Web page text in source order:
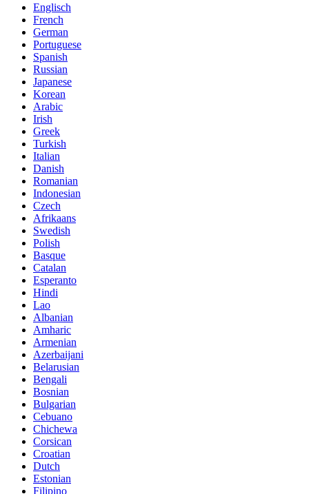
Englisch
French
German
Portuguese
Spanish
Russian
Japanese
Korean
Arabic
Irish
Greek
Turkish
Italian
Danish
Romanian
Indonesian
Czech
Afrikaans
Swedish
Polish
Basque
Catalan
Esperanto
Hindi
Lao
Albanian
Amharic
Armenian
Azerbaijani
Belarusian
Bengali
Bosnian
Bulgarian
Cebuano
Chichewa
Corsican
Croatian
Dutch
Estonian
Filipino